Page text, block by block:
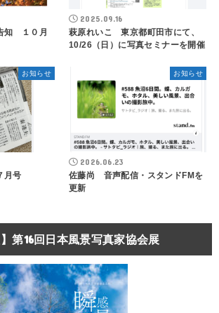
知 １０月
2025.09.16
萩原れいこ 東京都町田市にて、
10/26（日）に写真セミナーを開催
お知らせ
月号
お知らせ
2026.06.23
佐藤尚 音声配信・スタンドFMを
更新
】第16回日本風景写真家協会展